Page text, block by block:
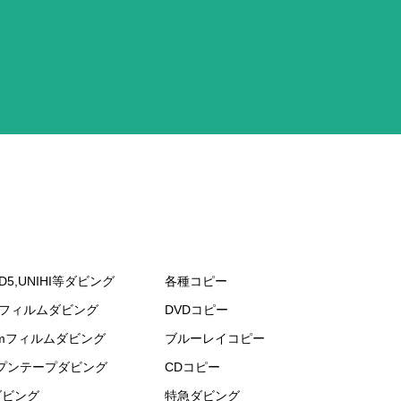
等ダビング
ィルムダビング
フィルムダビング
ンテープダビング
ング
各種コピー
DVDコピー
ブルーレイコピー
CDコピー
特急ダビング